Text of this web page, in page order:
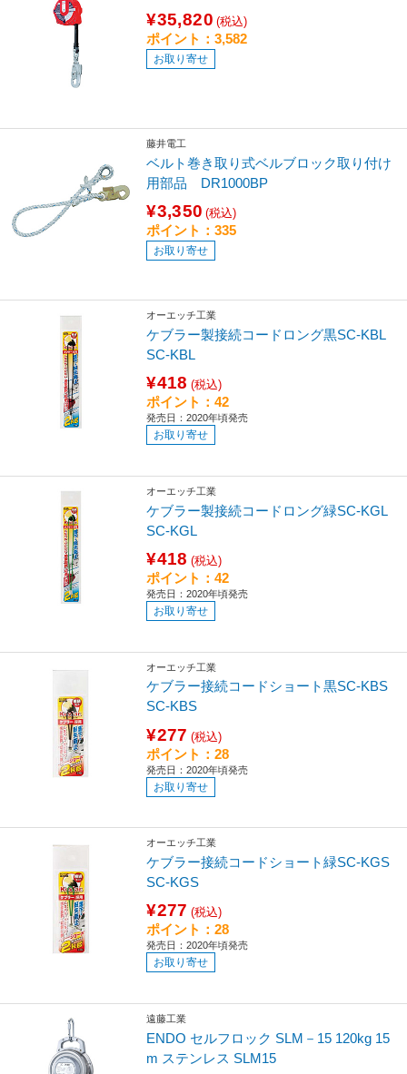
¥35,820 (税込)
ポイント：3,582
お取り寄せ
藤井電工
ベルト巻き取り式ベルブロック取り付け
用部品 DR1000BP
¥3,350 (税込)
ポイント：335
お取り寄せ
オーエッチ工業
ケブラー製接続コードロング黒SC-KBL
SC-KBL
¥418 (税込)
ポイント：42
発売日：2020年頃発売
お取り寄せ
オーエッチ工業
ケブラー製接続コードロング緑SC-KGL
SC-KGL
¥418 (税込)
ポイント：42
発売日：2020年頃発売
お取り寄せ
オーエッチ工業
ケブラー接続コードショート黒SC-KBS
SC-KBS
¥277 (税込)
ポイント：28
発売日：2020年頃発売
お取り寄せ
オーエッチ工業
ケブラー接続コードショート緑SC-KGS
SC-KGS
¥277 (税込)
ポイント：28
発売日：2020年頃発売
お取り寄せ
遠藤工業
ENDO セルフロック SLM－15 120kg 15
m ステンレス SLM15